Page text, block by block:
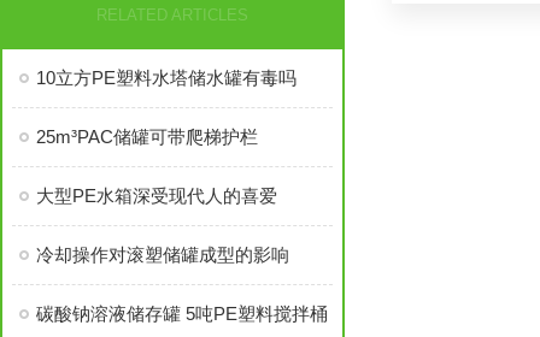
RELATED ARTICLES
10立方PE塑料水塔储水罐有毒吗
25m³PAC储罐可带爬梯护栏
大型PE水箱深受现代人的喜爱
冷却操作对滚塑储罐成型的影响
碳酸钠溶液储存罐 5吨PE塑料搅拌桶